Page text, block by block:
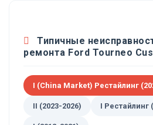
Типичные
ремонта Ford Tourneo
I (China Market) Рестайлинг
II (2023-2026) I Рестайлинг